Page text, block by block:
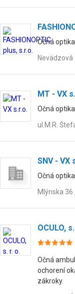
Očná optika
Nevädzová
MT - VX
Očná
ul.M.R.
SNV - VX
Očná
Mlýnska 36
OCULO,
Očná
ochorení
zákroky.